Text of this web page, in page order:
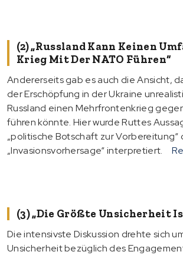
(2) „Russland Kann Keinen
Krieg Mit Der NATO Führen“
Andererseits gab es auch die Ansicht,
der Erschöpfung in der Ukraine
Russland einen Mehrfrontenkrieg
führen könnte. Hier wurde Ruttes
„politische Botschaft zur Vorbereitung“
„Invasionsvorhersage“ interpretiert.
(3) „Die Größte Unsicherheit
Die intensivste Diskussion drehte sich
Unsicherheit bezüglich des